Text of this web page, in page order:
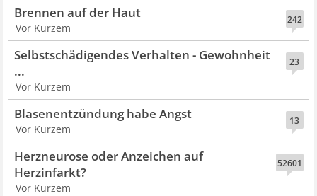
242
Brennen auf der Haut
Vor Kurzem
23
Selbstschädigendes Verhalten - Gewohnheit
...
Vor Kurzem
13
Blasenentzündung habe Angst
Vor Kurzem
52601
Herzneurose oder Anzeichen auf
Herzinfarkt?
Vor Kurzem